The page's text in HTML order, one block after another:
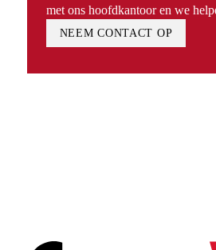
met ons hoofdkantoor en we
NEEM CONTACT OP